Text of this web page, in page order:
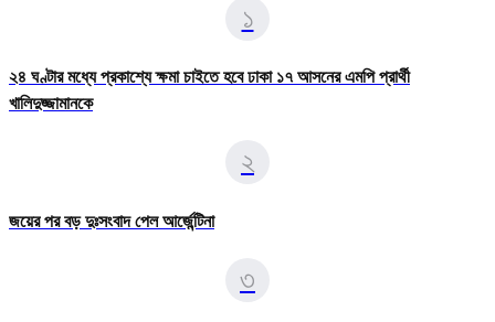
১
২৪ ঘণ্টার মধ্যে প্রকাশ্যে ক্ষমা চাইতে হবে ঢাকা ১৭ আসনের এমপি প্রার্থী
খালিদুজ্জামানকে
২
জয়ের পর বড় দুঃসংবাদ পেল আর্জেন্টিনা
৩